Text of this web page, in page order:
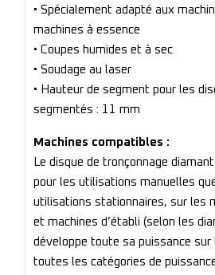
• Spécialement adapté aux
machines à essence
• Coupes humides et à sec
• Soudage au laser
• Hauteur de segment pour les
segmentés : 11 mm
Machines compatibles :
Le disque de tronçonnage
pour les utilisations manuelles
utilisations stationnaires, sur les
et machines d’établi (selon les
développe toute sa puissance sur
toutes les catégories de